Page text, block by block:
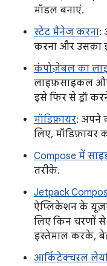
मॉडल बनाएं.
स्टेट मैनेज करना:
करना और उसका
कंपोज़ेबल का
लाइफ़साइकल
इसे फिर से ड्रॉ
मॉडिफ़ायर: अपने
लिए, मॉडिफ़ायर
Compose में
तरीके.
Jetpack
ऐप्लिकेशन के
लिए किन चरणों
इस्तेमाल करके,
आर्किटेक्चरल